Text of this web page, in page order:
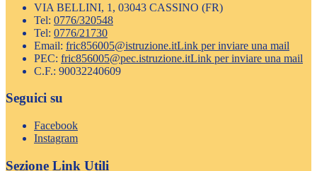
VIA BELLINI, 1, 03043 CASSINO (FR)
Tel: 0776/320548
Tel: 0776/21730
Email: fric856005@istruzione.itLink per inviare una mail
PEC: fric856005@pec.istruzione.itLink per inviare una mail
C.F.: 90032240609
Seguici su
Facebook
Instagram
Sezione Link Utili